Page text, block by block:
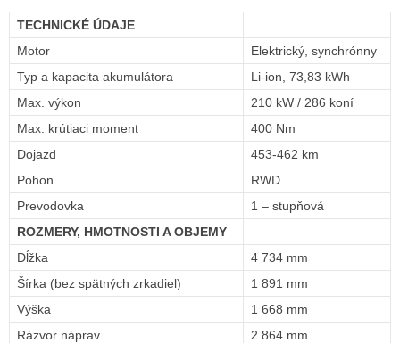
TECHNICKÉ ÚDAJE
Motor
Elektrický, synchrónny
Typ a kapacita akumulátora
Li-ion, 73,83 kWh
Max. výkon
210 kW / 286 koní
Max. krútiaci moment
400 Nm
Dojazd
453-462 km
Pohon
RWD
Prevodovka
1 – stupňová
ROZMERY, HMOTNOSTI A OBJEMY
Dĺžka
4 734 mm
Šírka (bez spätných zrkadiel)
1 891 mm
Výška
1 668 mm
Rázvor náprav
2 864 mm